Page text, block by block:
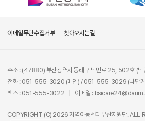
이메일무단수집거부 찾아오시는길
주소 : (47880) 부산광역시 동래구 낙민로 25, 502호 (낙
전화 : 051-555-3020 (메인) / 051-555-3029 (나답게
팩스 : 051-555-3022
이메일 :
COPYRIGHT (C) 2026 지역아동센터부산지원단. ALL